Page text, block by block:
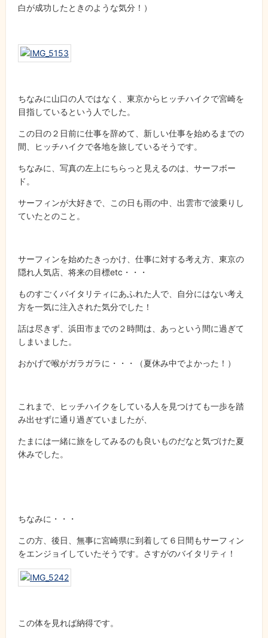
白が成功したときのような気分！）
ちなみに山口の人ではなく、東京からヒッチハイクで宮崎を
目指しているという人でした。
この日の２日前に仕事を辞めて、新しい仕事を始めるまでの
間、ヒッチハイクで各地を旅しているそうです。
ちなみに、写真の左上にちらっと見えるのは、サーフボー
ド。
サーフィンが大好きで、この日も雨の中、出雲市で波乗りし
ていたとのこと。
サーフィンを始めたきっかけ、仕事に対する考え方、東京の
隠れ人気店、将来の目標etc・・・
ものすごくバイタリティにあふれた人で、自分にはない考え
方を一気に注入された気分でした！
話は尽きず、浜田市までの２時間は、あっという間に過ぎて
しまいました。
おかげで喉がガラガラに・・・（夏休み中でよかった！）
これまで、ヒッチハイクをしている人を見つけても一歩を踏
み出せずに通り過ぎていましたが、
たまには一緒に旅をしてみるのも良いものだなと気づけた夏
休みでした。
ちなみに・・・
この方、後日、無事に宮崎県に到着して６日間もサーフィン
をエンジョイしていたそうです。さすがのバイタリティ！
この体を見れば納得です。